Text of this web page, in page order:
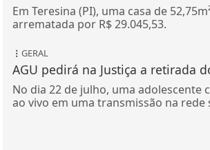
Em Teresina (PI), uma casa de
arrematada por R$ 29.045,53.
GERAL
AGU pedirá na Justiça a retirada
No dia 22 de julho, uma adolescente
ao vivo em uma transmissão na rede